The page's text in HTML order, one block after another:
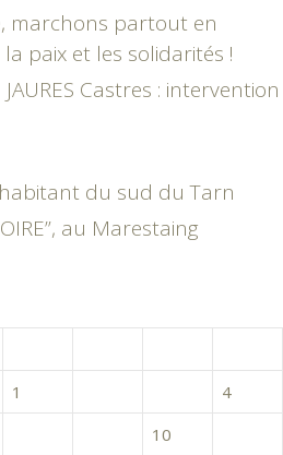
marchons partout en
paix et les solidarités !
Castres : intervention
du sud du Tarn
au Marestaing
1
4
10